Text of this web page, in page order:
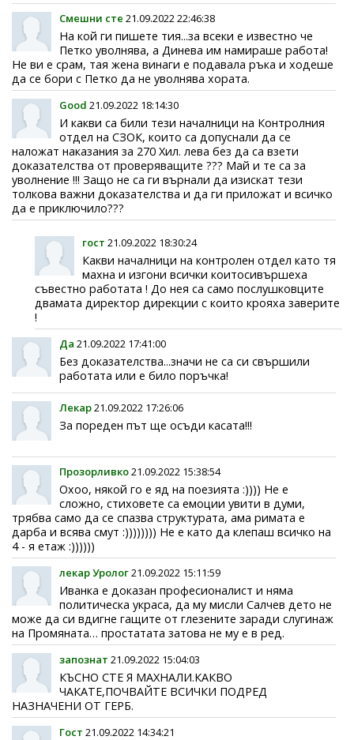
Смешни сте 21.09.2022 22:46:38
На кой ги пишете тия...за всеки е известно че
Петко уволнява, а Динева им намираше работа!
Не ви е срам, тая жена винаги е подавала ръка и ходеше
да се бори с Петко да не уволнява хората.
Good 21.09.2022 18:14:30
И какви са били тези началници на Контролния
отдел на СЗОК, които са допуснали да се
наложат наказания за 270 Хил. лева без да са взети
доказателства от проверяващите ??? Май и те са за
уволнение !!! Защо не са ги върнали да изискат тези
толкова важни доказателства и да ги приложат и всичко
да е приключило???
гост 21.09.2022 18:30:24
Какви началници на контролен отдел като тя
махна и изгони всички коитосивършеха
съвестно работата ! До нея са само послушковците
двамата директор дирекции с които крояха заверите
!
Да 21.09.2022 17:41:00
Без доказателства...значи не са си свършили
работата или е било поръчка!
Лекар21.09.2022 17:26:06
За пореден път ще осъди касата!!!
Прозорливко21.09.2022 15:38:54
Охоо, някой го е яд на поезията :)))) Не е
сложно, стиховете са емоции увити в думи,
трябва само да се спазва структурата, ама римата е
дарба и всява смут :)))))))) Не е като да клепаш всичко на
4 - я етаж :))))))
лекар Уролог21.09.2022 15:11:59
Иванка е доказан професионалист и няма
политическа украса, да му мисли Салчев дето не
може да си вдигне гащите от глезените заради слугинаж
на Промяната… простатата затова не му е в ред.
запознат 21.09.2022 15:04:03
КЪСНО СТЕ Я МАХНАЛИ.КАКВО
ЧАКАТЕ,ПОЧВАЙТЕ ВСИЧКИ ПОДРЕД
НАЗНАЧЕНИ ОТ ГЕРБ.
Гост 21.09.2022 14:34:21